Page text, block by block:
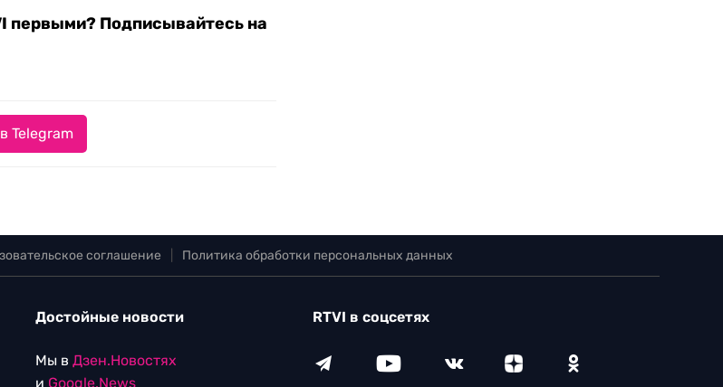
первыми? Подписывайтесь на
Telegram
соглашение Политика обработки персональных данных
Достойные новости
Мы в Дзен.Новостях
и Google.News
RTVI в соцсетях